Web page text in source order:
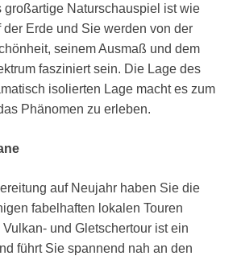
großartige Naturschauspiel ist wie
der Erde und Sie werden von der
seinem Ausmaß und dem
fasziniert sein. Die Lage des
isolierten Lage macht es zum
Phänomen zu erleben.
auf Neujahr haben Sie die
fabelhaften lokalen Touren
und Gletschertour ist ein
führt Sie spannend nah an den